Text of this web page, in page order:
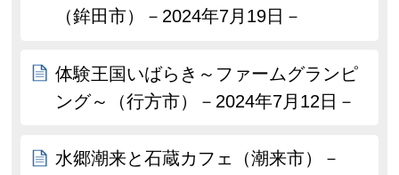
（鉾田市）－2024年7月19日－
体験王国いばらき～ファームグランピ
ング～（行方市）－2024年7月12日－
水郷潮来と石蔵カフェ（潮来市）－